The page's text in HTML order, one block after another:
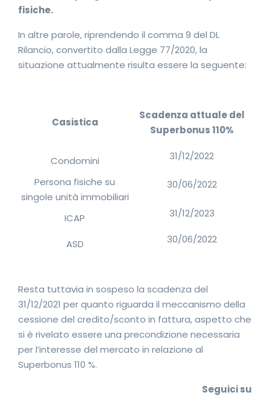
fisiche.
In altre parole, riprendendo il comma 9 del DL
Rilancio, convertito dalla Legge 77/2020, la
situazione attualmente risulta essere la seguente:
Casistica
Scadenza attuale del
Superbonus 110%
Condomini 31/12/2022
Persona fisiche su
singole unità immobiliari
30/06/2022
ICAP 31/12/2023
ASD 30/06/2022
Resta tuttavia in sospeso la scadenza del
31/12/2021 per quanto riguarda il meccanismo della
cessione del credito/sconto in fattura, aspetto che
si è rivelato essere una precondizione necessaria
per l’interesse del mercato in relazione al
Superbonus 110 %.
Seguici su